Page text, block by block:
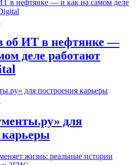
об ИТ в нефтянке —
деле работают
для
карьеры